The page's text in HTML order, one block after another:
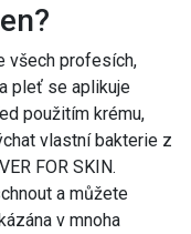
všech profesích,
pleť se aplikuje
použitím krému,
vlastní bakterie z
FOR SKIN.
a můžete
v mnoha